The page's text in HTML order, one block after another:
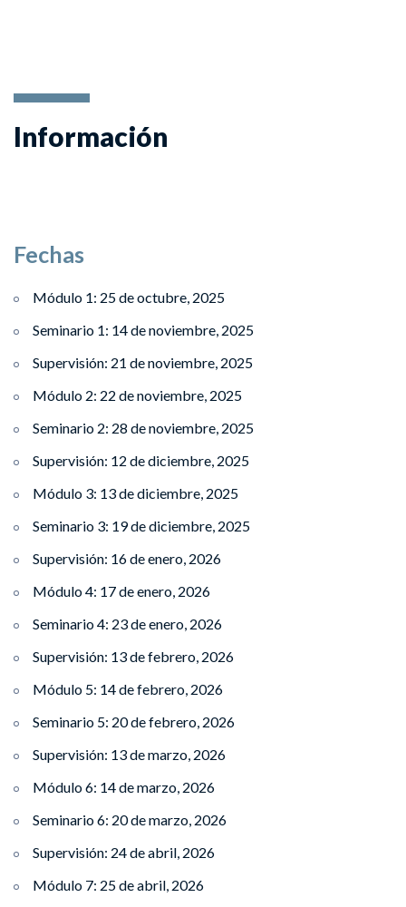
Información
Fechas
Módulo 1: 25 de octubre, 2025
Seminario 1: 14 de noviembre, 2025
Supervisión: 21 de noviembre, 2025
Módulo 2: 22 de noviembre, 2025
Seminario 2: 28 de noviembre, 2025
Supervisión: 12 de diciembre, 2025
Módulo 3: 13 de diciembre, 2025
Seminario 3: 19 de diciembre, 2025
Supervisión: 16 de enero, 2026
Módulo 4: 17 de enero, 2026
Seminario 4: 23 de enero, 2026
Supervisión: 13 de febrero, 2026
Módulo 5: 14 de febrero, 2026
Seminario 5: 20 de febrero, 2026
Supervisión: 13 de marzo, 2026
Módulo 6: 14 de marzo, 2026
Seminario 6: 20 de marzo, 2026
Supervisión: 24 de abril, 2026
Módulo 7: 25 de abril, 2026